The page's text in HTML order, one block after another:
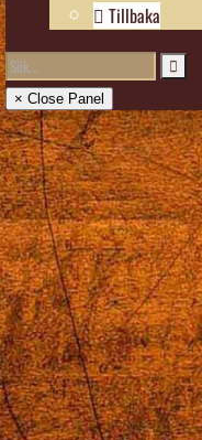
Tillbaka
× Close Panel